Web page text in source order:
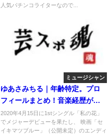
人気パチンコライターなので...
ミュージシャン
ゆあさみちる｜年齢特定。プロ
フィールまとめ！音楽経歴がす
ごい！
2020年4月15日に1stシングル「私の花」
でメジャーデビューを果たし、 映画「セ
イキマツブルー」（公開未定）のエンディ